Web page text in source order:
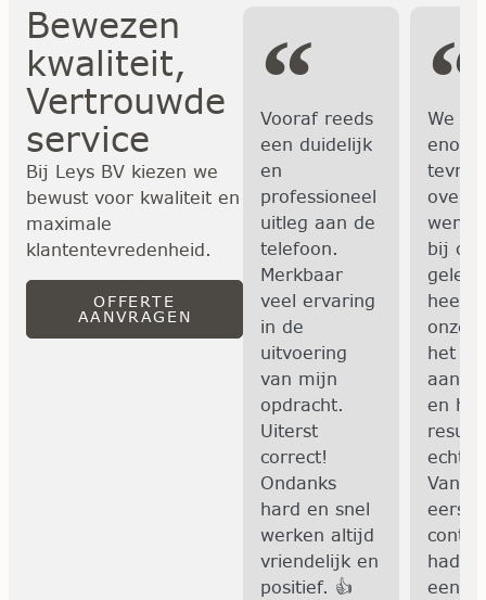
Bewezen
kwaliteit,
Vertrouwde
service
Bij Leys BV kiezen we
bewust voor kwaliteit en
maximale
klantentevredenheid.
OFFERTE
AANVRAGEN
Enorm
vakbekwaam
en aimabel.
Zeker een
aanrader!
Ben neemt
de tijd om de
verschillende
mogelijkheden
Vooraf reeds
een duidelijk
en
professioneel
uitleg aan de
telefoon.
Merkbaar
veel ervaring
in de
uitvoering
van mijn
opdracht.
Uiterst
correct!
Ondanks
hard en snel
werken altijd
vriendelijk en
positief. 👍
We
enorm
over
werk
bij
heeft
onze
het
en het
echt
Vanaf
eerste
een